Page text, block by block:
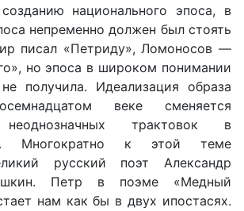
национального эпоса, в
непременно должен был стоять
писал «Петриду», Ломоносов —
но эпоса в широком понимании
получила. Идеализация образа
веке сменяется
трактовок в
Многократно к этой теме
русский поэт Александр
Петр в поэме «Медный
нам как бы в двух ипостасях.